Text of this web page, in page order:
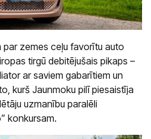
par zemes ceļu favorītu auto
tirgū debitējušais pikaps –
ar saviem gabarītiem un
kurš Jaunmoku pilī piesaistīja
uzmanību paralēli
konkursam.